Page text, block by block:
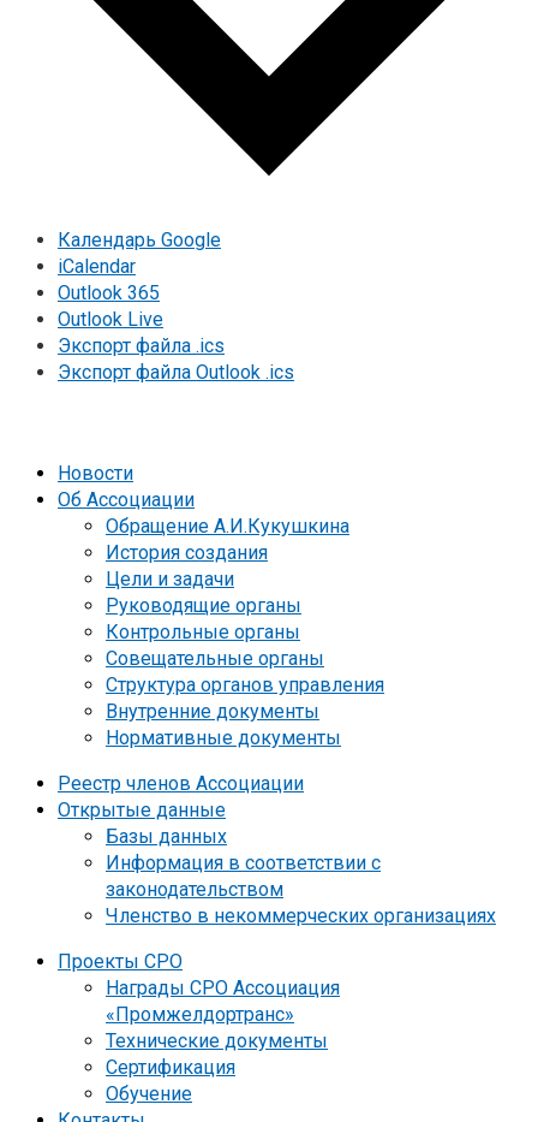
Календарь Google
iCalendar
Outlook 365
Outlook Live
Экспорт файла .ics
Экспорт файла Outlook .ics
Новости
Об Ассоциации
Обращение А.И.Кукушкина
История создания
Цели и задачи
Руководящие органы
Контрольные органы
Совещательные органы
Структура органов управления
Внутренние документы
Нормативные документы
Реестр членов Ассоциации
Открытые данные
Базы данных
Информация в соответствии с
законодательством
Членство в некоммерческих организациях
Проекты СРО
Награды СРО Ассоциация
«Промжелдортранс»
Технические документы
Сертификация
Обучение